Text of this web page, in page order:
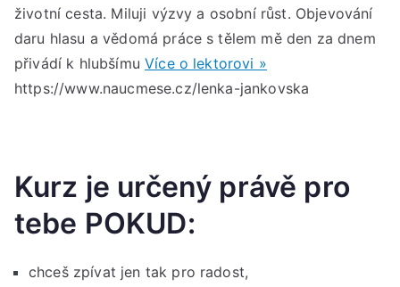
životní cesta. Miluji výzvy a osobní růst. Objevování
daru hlasu a vědomá práce s tělem mě den za dnem
přivádí k hlubšímuVíce o lektorovi »
https://www.naucmese.cz/lenka-jankovska
Kurz je určený právě pro
tebe POKUD:
chceš zpívat jen tak pro radost,